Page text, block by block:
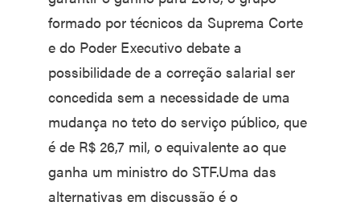
formado por técnicos da Suprema Corte
e do Poder Executivo debate a
possibilidade de a correção salarial ser
concedida sem a necessidade de uma
mudança no teto do serviço público, que
é de R$ 26,7 mil, o equivalente ao que
ganha um ministro do STF.Uma das
alternativas em discussão é o